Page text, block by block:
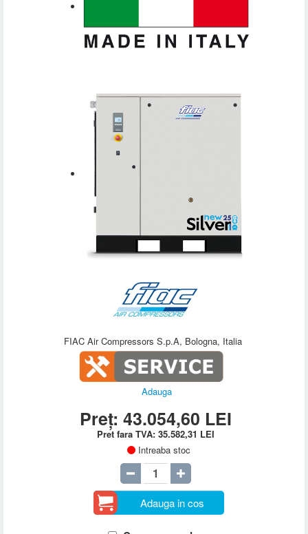
FIAC Air Compressors S.p.A, Bologna, Italia
Adauga
Preț:43.054,60 LEI
Pret fara TVA:35.582,31 LEI
Intreaba stoc
Adauga in cos